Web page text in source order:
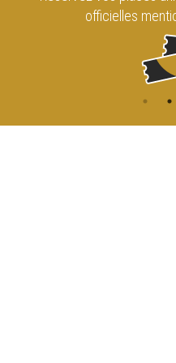
officielles